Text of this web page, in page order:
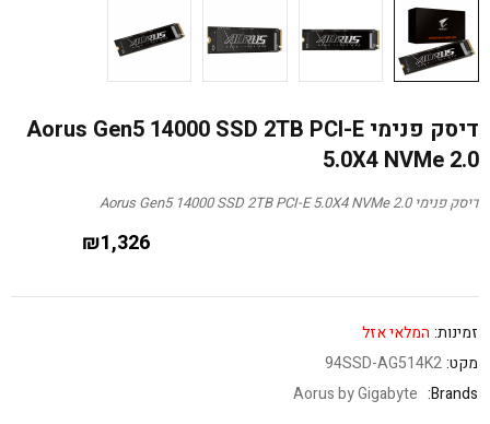
דיסק פנימי Aorus Gen5 14000 SSD 2TB PCI-E
5.0X4 NVMe 2.0
דיסק פנימי Aorus Gen5 14000 SSD 2TB PCI-E 5.0X4 NVMe 2.0
₪1,326
זמינות: המלאי אזל
מקט:94SSD-AG514K2
Brands:
Aorus by Gigabyte